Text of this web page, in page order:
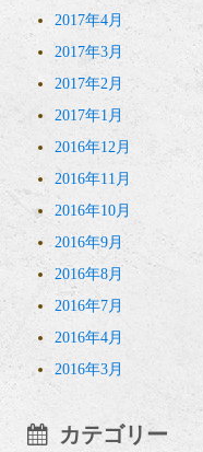
2017年4月
2017年3月
2017年2月
2017年1月
2016年12月
2016年11月
2016年10月
2016年9月
2016年8月
2016年7月
2016年4月
2016年3月
カテゴリー